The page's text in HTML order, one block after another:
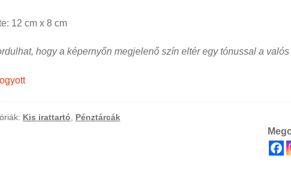
12 cm x 8 cm
hogy a képernyőn megjelenő szín eltér egy tónussal a
Kis irattartó Pénztárcák